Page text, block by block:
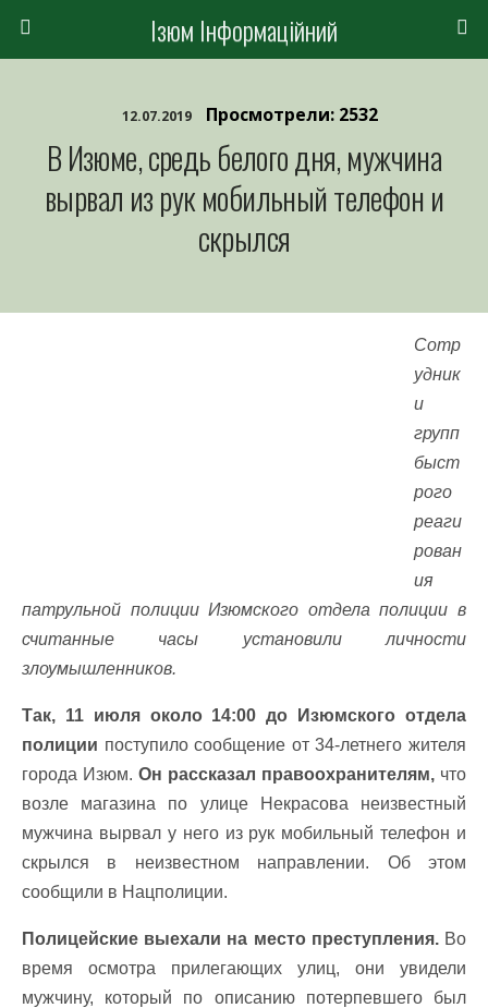
Ізюм Інформаційний
12.07.2019 Просмотрели: 2532
В Изюме, средь белого дня, мужчина
вырвал из рук мобильный телефон и
скрылся
Сотр
удник
и
групп
быст
рого
реаги
рован
ия
патрульной полиции Изюмского отдела полиции в
считанные часы установили личности
злоумышленников.
Так, 11 июля около 14:00 до Изюмского отдела
полиции поступило сообщение от 34-летнего жителя
города Изюм. Он рассказал правоохранителям, что
возле магазина по улице Некрасова неизвестный
мужчина вырвал у него из рук мобильный телефон и
скрылся в неизвестном направлении. Об этом
сообщили в Нацполиции.
Полицейские выехали на место преступления.Во
время осмотра прилегающих улиц, они увидели
мужчину, который по описанию потерпевшего был